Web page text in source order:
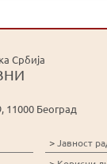
Србија
Београд
>Јавност